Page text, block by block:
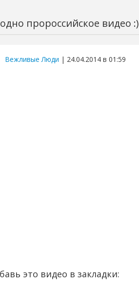
пророссийское видео :)
Вежливые Люди | 24.04.2014 в 01:59
это видео в закладки: